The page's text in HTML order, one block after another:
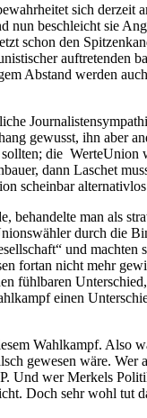
sich
beschleicht sie
schon den
Abstand werden
gewusst, ihn aber
die
dann Laschet
scheinbar
behandelte man als
durch die
und
fortan nicht mehr
fühlbaren
einen
Wahlkampf. Also
gewesen wäre. Wer
Und wer Merkels
Doch sehr wohl tut